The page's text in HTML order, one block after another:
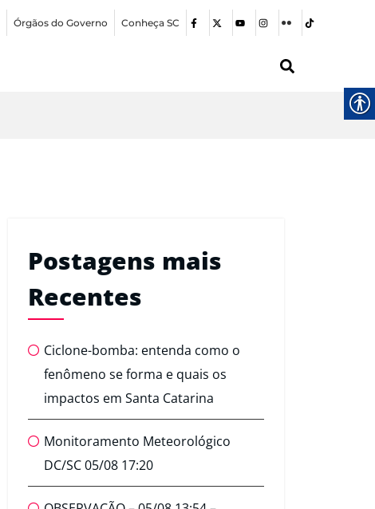
Órgãos do Governo Conheça SC
Postagens mais
Recentes
Ciclone-bomba: entenda como o
fenômeno se forma e quais os
impactos em Santa Catarina
Monitoramento Meteorológico
DC/SC 05/08 17:20